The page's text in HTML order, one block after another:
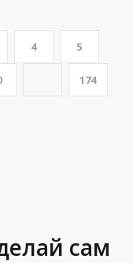
4 5
174
сам